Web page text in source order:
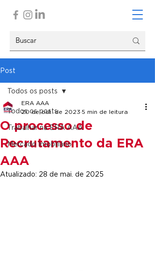
Post
Todos os posts
Trabalhar na ERA AAA
Mercado Imobiliário
Todos os posts
O processo de
Recrutamento da ERA
AAA
ERA AAA
20 de out. de 2023 5 min de leitura
Atualizado: 28 de mai. de 2025